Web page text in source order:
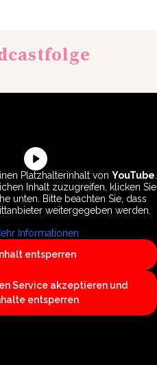
Platzhalterinhalt vonYouTube
Inhalt zuzugreifen, klicken Sie
unten. Bitte beachten Sie, dass
weitergegeben werden.
Informationen
Inhalt entsperren
Service akzeptieren und
entsperren